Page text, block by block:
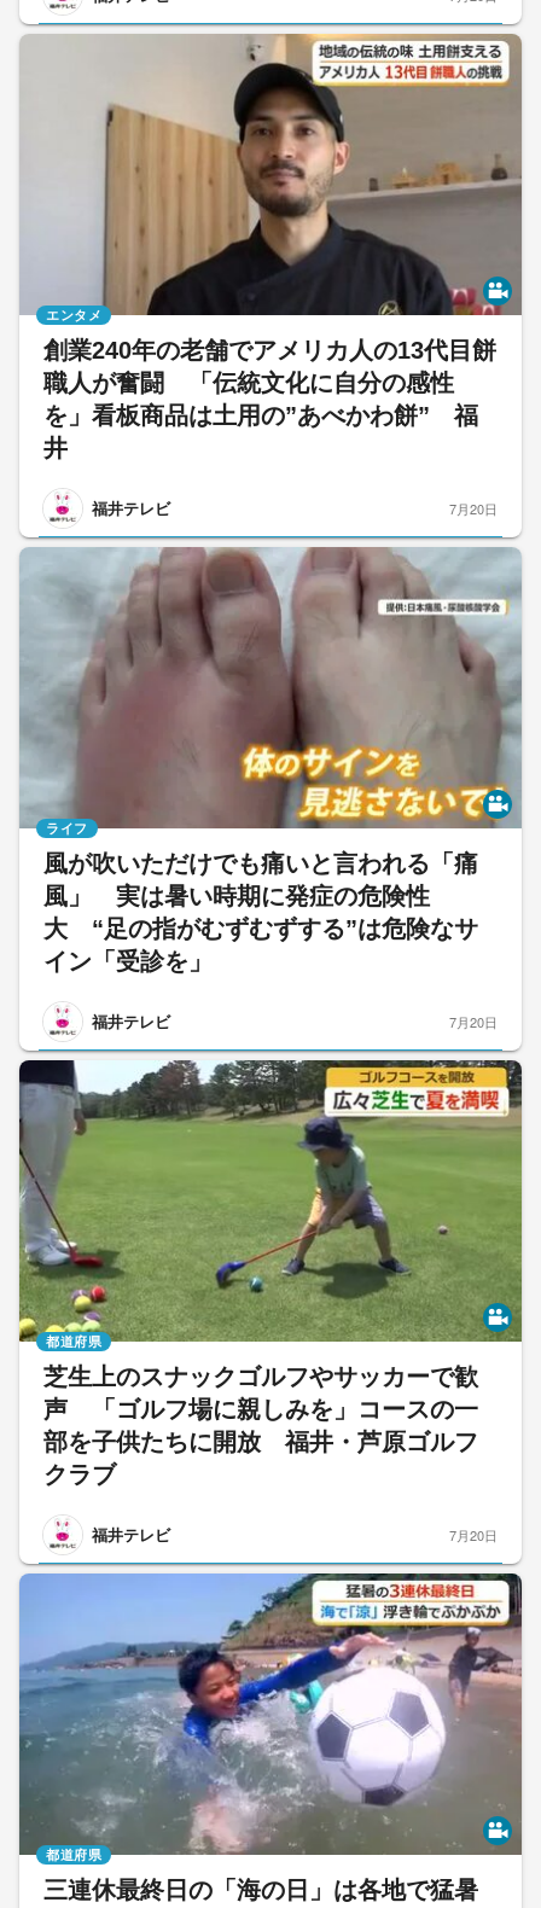
創業240年の老舗でアメリカ人の13代目餅
職人が奮闘 「伝統文化に自分の感性
を」看板商品は土用の”あべかわ餅” 福
井
福井テレビ
エンタメ
7月20日
風が吹いただけでも痛いと言われる「痛
風」 実は暑い時期に発症の危険性
大 “足の指がむずむずする”は危険なサ
イン「受診を」
福井テレビ
ライフ
7月20日
芝生上のスナックゴルフやサッカーで歓
声 「ゴルフ場に親しみを」コースの一
部を子供たちに開放 福井・芦原ゴルフ
クラブ
福井テレビ
都道府県
7月20日
三連休最終日の「海の日」は各地で猛暑
都道府県